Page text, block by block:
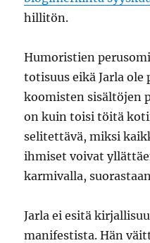
hillitön.
Humoristien
totisuus eikä Jarla ole
koomisten sisältöjen
on kuin toisi töitä
selitettävä, miksi
ihmiset voivat
karmivalla,
Jarla ei esitä
manifestista. Hän